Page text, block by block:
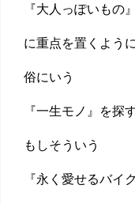
『大人っぽいもの』
に重点を置くよう
俗にいう
『一生モノ』を探
もしそういう
『永く愛せるバイ